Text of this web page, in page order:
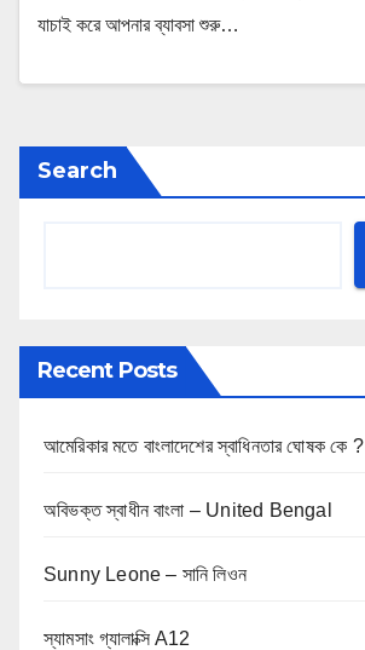
যাচাই করে আপনার ব্যাবসা শুরু…
Search
Recent Posts
আমেরিকার মতে বাংলাদেশের স্বাধিনতার ঘোষক কে ?
অবিভক্ত স্বাধীন বাংলা – United Bengal
Sunny Leone – সানি লিওন
স্যামসাং গ্যালাক্সি A12